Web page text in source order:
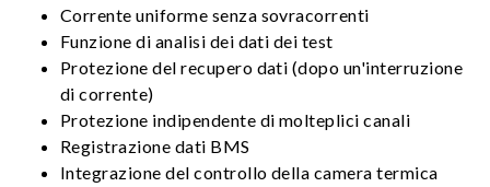
Corrente uniforme senza sovracorrenti
Funzione di analisi dei dati dei test
Protezione del recupero dati (dopo un'interruzione
di corrente)
Protezione indipendente di molteplici canali
Registrazione dati BMS
Integrazione del controllo della camera termica